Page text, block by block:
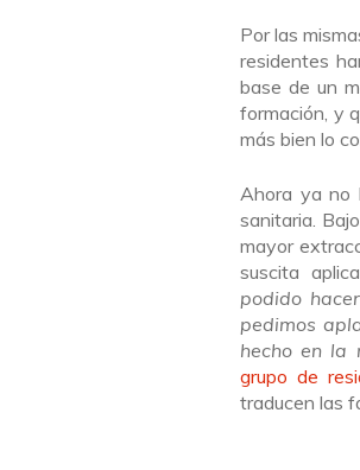
Por las
residentes
base de un
formación, y
más bien lo
Ahora ya no
sanitaria.
mayor
suscita
podido
pedimos
hecho en la
grupo de
traducen las